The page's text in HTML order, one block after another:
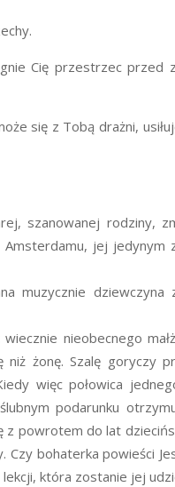
Cię przestrzec przed
się z Tobą drażni,
szanowanej rodziny,
jej
muzycznie
nieobecnego
żonę. Szalę goryczy
więc połowica
podarunku
z powrotem do lat
Czy bohaterka powieści
która zostanie jej